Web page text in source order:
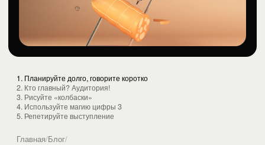
1. Планируйте долго, говорите коротко
2. Кто главный? Аудитория!
3. Рисуйте «колбаски»
4. Используйте магию цифры 3
5. Репетируйте выступление
Главная/Блог/